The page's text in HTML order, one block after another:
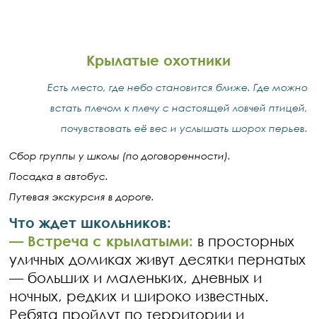
Крылатые охотники
Есть место, где небо становится ближе. Где можно
встать плечом к плечу с настоящей ловчей птицей,
почувствовать её вес и услышать шорох перьев.
Сбор группы у школы (по договоренности).
Посадка в автобус.
Путевая экскурсия в дороге.
Что ждет школьников:
— Встреча с крылатыми: в просторных
уличных домиках живут десятки пернатых
— больших и маленьких, дневных и
ночных, редких и широко известных.
Ребята пройдут по территории и